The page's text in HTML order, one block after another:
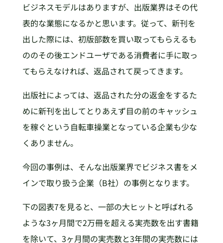
ビジネスモデルはありますが、出版業界はその代
表的な業態になるかと思います。従って、新刊を
出した際には、初版部数を買い取ってもらえるも
ののその後エンドユーザである消費者に手に取っ
てもらえなければ、返品されて戻ってきます。
出版社によっては、返品された分の返金をするた
めに新刊を出してとりあえず目の前のキャッシュ
を稼ぐという自転車操業となっている企業も少な
くありません。
今回の事例は、そんな出版業界でビジネス書をメ
インで取り扱う企業（B社）の事例となります。
下の図表7を見ると、一部の大ヒットと呼ばれる
ような3ヶ月間で2万冊を超える実売数を出す書籍
を除いて、3ヶ月間の実売数と3年間の実売数には